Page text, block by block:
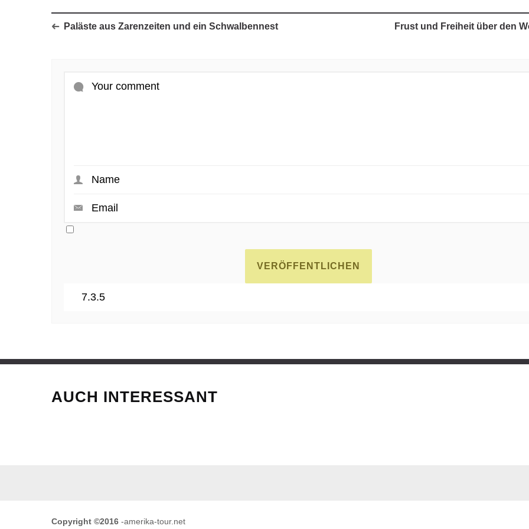
Paläste aus Zarenzeiten und ein Schwalbennest Frust und Freiheit über den
AUCH INTERESSANT
Copyright ©2016 -amerika-tour.net